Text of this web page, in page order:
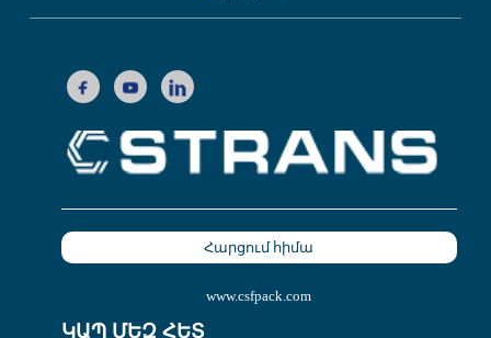
Հարցում հիմա
www.csfpack.com
ԿԱՊ ՄԵԶ ՀԵՏ